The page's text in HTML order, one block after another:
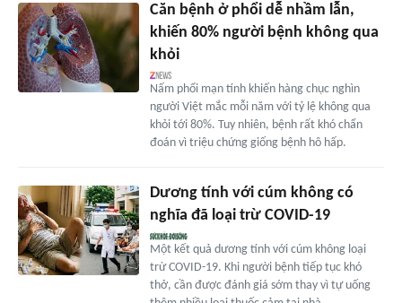
Căn bệnh ở phổi dễ nhầm lẫn,
khiến 80% người bệnh không qua
khỏi
Nấm phổi mạn tính khiến hàng chục nghìn
người Việt mắc mỗi năm với tỷ lệ không qua
khỏi tới 80%. Tuy nhiên, bệnh rất khó chẩn
đoán vì triệu chứng giống bệnh hô hấp.
Dương tính với cúm không có
nghĩa đã loại trừ COVID-19
Một kết quả dương tính với cúm không loại
trừ COVID-19. Khi người bệnh tiếp tục khó
thở, cần được đánh giá sớm thay vì tự uống